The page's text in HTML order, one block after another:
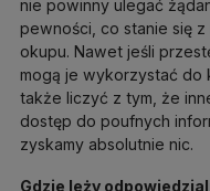
nie powinny ulegać
pewności, co stanie się z
okupu. Nawet jeśli
mogą je wykorzystać do
także liczyć z tym, że
dostęp do poufnych
zyskamy absolutnie nic.
Gdzie leży